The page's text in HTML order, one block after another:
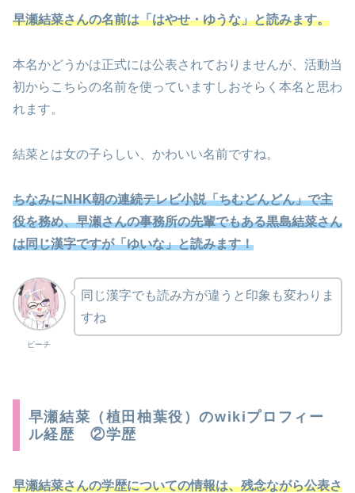
早瀬結菜さんの名前は「はやせ・ゆうな」と読みます。
本名かどうかは正式には公表されておりませんが、活動当
初からこちらの名前を使っていますしおそらく本名と思わ
れます。
結菜とは女の子らしい、かわいい名前ですね。
ちなみにNHK朝の連続テレビ小説「ちむどんどん」で主
役を務め、早瀬さんの事務所の先輩でもある黒島結菜さん
は同じ漢字ですが「ゆいな」と読みます！
ピーチ
同じ漢字でも読み方が違うと印象も変わりま
すね
早瀬結菜（植田柚葉役）のwikiプロフィー
ル経歴 ②学歴
早瀬結菜さんの学歴についての情報は、残念ながら公表さ